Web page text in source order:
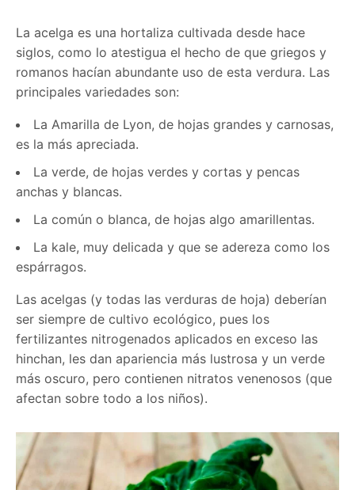
La acelga es una hortaliza cultivada desde hace
siglos, como lo atestigua el hecho de que griegos y
romanos hacían abundante uso de esta verdura. Las
principales variedades son:
La Amarilla de Lyon, de hojas grandes y carnosas,
es la más apreciada.
La verde, de hojas verdes y cortas y pencas
anchas y blancas.
La común o blanca, de hojas algo amarillentas.
La kale, muy delicada y que se adereza como los
espárragos.
Las acelgas (y todas las verduras de hoja) deberían
ser siempre de cultivo ecológico, pues los
fertilizantes nitrogenados aplicados en exceso las
hinchan, les dan apariencia más lustrosa y un verde
más oscuro, pero contienen nitratos venenosos (que
afectan sobre todo a los niños).